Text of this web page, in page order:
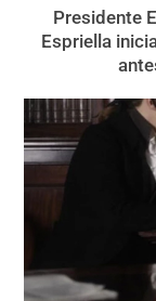
Presidente
Espriella